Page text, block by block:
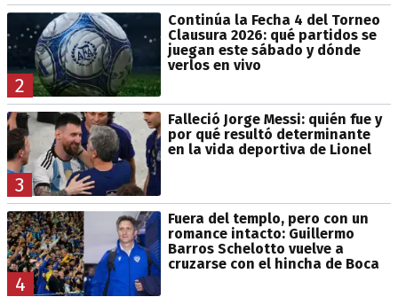
2
Continúa la Fecha 4 del Torneo
Clausura 2026: qué partidos se
juegan este sábado y dónde
verlos en vivo
3
Falleció Jorge Messi: quién fue y
por qué resultó determinante
en la vida deportiva de Lionel
4
Fuera del templo, pero con un
romance intacto: Guillermo
Barros Schelotto vuelve a
cruzarse con el hincha de Boca